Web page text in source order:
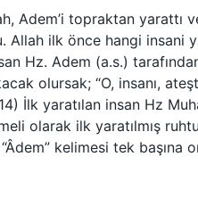
Adem’i topraktan
Allah ilk önce hangi insani
Hz. Adem (a.s.) tarafından
olursak; “O, insanı,
İlk yaratılan insan Hz
olarak ilk yaratılmış
“Âdem” kelimesi tek